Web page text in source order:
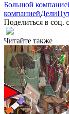
Большой
компаниейДели
Поделиться в соц.
Читайте также